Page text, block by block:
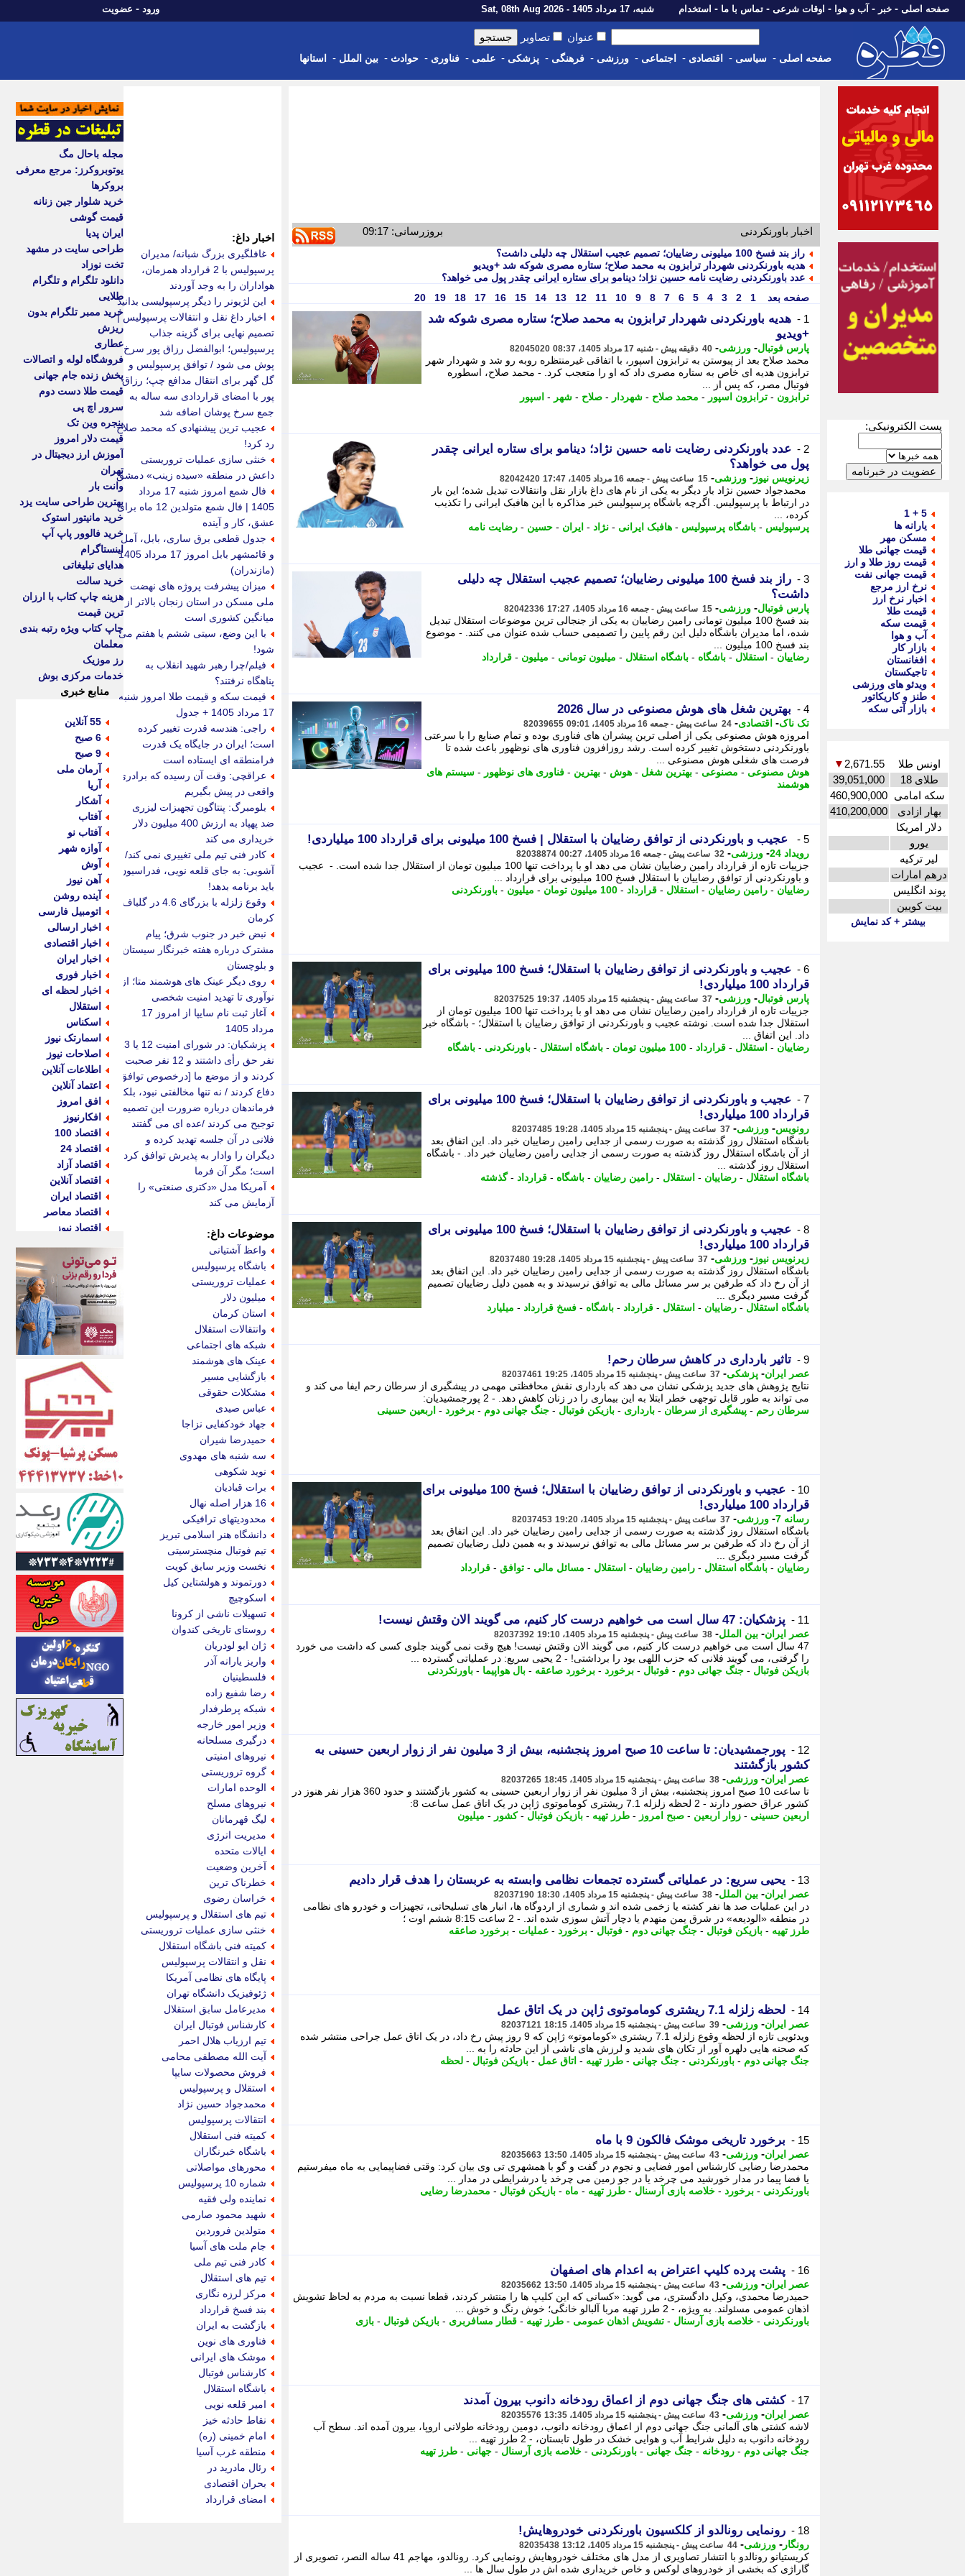
صفحه اصلی - خبر - آب و هوا - اوقات شرعی - تماس با ما - استخدام شنبه، 17 مرداد 1405 - Sat, 08th Aug 2026 ورود - عضویت
عنوان تصاویر
صفحه اصلی - سیاسی - اقتصادی - اجتماعی - ورزشی - فرهنگی - پزشکی - علمی - فناوری - حوادث - بین الملل - استانها
پست الکترونیکی:
5 + 1
یارانه ها
مسکن مهر
قیمت جهانی طلا
قیمت روز طلا و ارز
قیمت جهانی نفت
نرخ ارز مرجع
اخبار نرخ ارز
قیمت طلا
قیمت سکه
آب و هوا
بازار کار
افغانستان
تاجیکستان
ویدئو های ورزشی
طنز و کاریکاتور
بازار آتی سکه
اونس طلا 2,671.55
▼
طلای 18
39,051,000
سکه امامی 460,900,000
بهار ازادی
410,200,000
دلار امریکا
یورو
لیر ترکیه
درهم امارات
پوند انگلیس
بیت کویین
بیشتر + کد نمایش
اخبار باورنکردنی بروزرسانی: 09:17
راز بند فسخ 100 میلیونی رضاییان؛ تصمیم عجیب استقلال چه دلیلی داشت؟
هدیه باورنکردنی شهردار ترابزون به محمد صلاح؛ ستاره مصری شوکه شد +ویدیو
عدد باورنکردنی رضایت نامه حسین نژاد؛ دینامو برای ستاره ایرانی چقدر پول می خواهد؟
صفحه بعد
1
2
3
4
5
6
7
8
9
10
11
12
13
14
15
16
17
18
19
20
1 -
هدیه باورنکردنی شهردار ترابزون به محمد صلاح؛ ستاره مصری شوکه شد
+ویدیو
پارس فوتبال- ورزشی- 40 دقیقه پیش - شنبه 17 مرداد 1405، 08:37 82045020
محمد صلاح بعد از پیوستن به ترابزون اسپور، با اتفاقی غیرمنتظره روبه رو شد و شهردار شهر
ترابزون هدیه ای خاص به ستاره مصری داد که او را متعجب کرد. - محمد صلاح، اسطوره
فوتبال مصر، که پس از ...
ترابزون - ترابزون اسپور - محمد صلاح - شهردار - صلاح - شهر - اسپور
2 -
عدد باورنکردنی رضایت نامه حسین نژاد؛ دینامو برای ستاره ایرانی چقدر
پول می خواهد؟
زیرنویس نیوز - ورزشی- 15 ساعت پیش - جمعه 16 مرداد 1405، 17:47 82042420
محمدجواد حسین نژاد بار دیگر به یکی از نام های داغ بازار نقل وانتقالات تبدیل شده؛ این بار
در ارتباط با پرسپولیس. اگرچه باشگاه پرسپولیس خبر مذاکره با این هافبک ایرانی را تکذیب
کرده، ...
پرسپولیس - باشگاه پرسپولیس - هافبک ایرانی - نژاد - ایران - حسین - رضایت نامه
3 -
راز بند فسخ 100 میلیونی رضاییان؛ تصمیم عجیب استقلال چه دلیلی
داشت؟
پارس فوتبال- ورزشی- 15 ساعت پیش - جمعه 16 مرداد 1405، 17:27 82042336
بند فسخ 100 میلیون تومانی رامین رضاییان به یکی از جنجالی ترین موضوعات استقلال تبدیل
شده، اما مدیران باشگاه دلیل این رقم پایین را تصمیمی حساب شده عنوان می کنند. - موضوع
بند فسخ 100 میلیون ...
رضاییان - استقلال - باشگاه - باشگاه استقلال - میلیون تومانی - میلیون - قرارداد
4 - بهترین شغل های هوش مصنوعی در سال 2026
تک ناک- اقتصادی- 24 ساعت پیش - جمعه 16 مرداد 1405، 09:01 82039655
امروزه هوش مصنوعی یکی از اصلی ترین پیشران های فناوری بوده و تمام صنایع را با سرعتی
باورنکردنی دستخوش تغییر کرده است. رشد روزافزون فناوری های نوظهور باعث شده تا
فرصت های شغلی هوش مصنوعی ...
هوش مصنوعی - مصنوعی - بهترین شغل - هوش - بهترین - فناوری های نوظهور - سیستم های
هوشمند
5 - عجیب و باورنکردنی از توافق رضاییان با استقلال | فسخ 100 میلیونی برای قرارداد 100 میلیاردی!
رویداد 24 - ورزشی- 32 ساعت پیش - جمعه 16 مرداد 1405، 00:27 82038874
جزییات تازه از قرارداد رامین رضاییان نشان می دهد او با پرداخت تنها 100 میلیون تومان از استقلال جدا شده است. - عجیب
و باورنکردنی از توافق رضاییان با استقلال فسخ 100 میلیونی برای قرارداد ...
رضاییان - رامین رضاییان - استقلال - قرارداد - 100 میلیون تومان - میلیون - باورنکردنی
6 -
عجیب و باورنکردنی از توافق رضاییان با استقلال؛ فسخ 100 میلیونی برای
قرارداد 100 میلیاردی!
پارس فوتبال- ورزشی- 37 ساعت پیش - پنجشنبه 15 مرداد 1405، 19:37 82037525
جزییات تازه از قرارداد رامین رضاییان نشان می دهد او با پرداخت تنها 100 میلیون تومان از
استقلال جدا شده است. نوشته عجیب و باورنکردنی از توافق رضاییان با استقلال؛ - باشگاه خبر
داد. این اتفاق ...
رضاییان - استقلال - قرارداد - 100 میلیون تومان - باشگاه استقلال - باورنکردنی - باشگاه
7 -
عجیب و باورنکردنی از توافق رضاییان با استقلال؛ فسخ 100 میلیونی برای
قرارداد 100 میلیاردی!
رونویس- ورزشی- 37 ساعت پیش - پنجشنبه 15 مرداد 1405، 19:28 82037485
باشگاه استقلال روز گذشته به صورت رسمی از جدایی رامین رضاییان خبر داد. این اتفاق بعد
از آن باشگاه استقلال روز گذشته به صورت رسمی از جدایی رامین رضاییان خبر داد. - باشگاه
استقلال روز گذشته ...
باشگاه استقلال - رضاییان - استقلال - رامین رضاییان - باشگاه - قرارداد -گذشته
8 -
عجیب و باورنکردنی از توافق رضاییان با استقلال؛ فسخ 100 میلیونی برای
قرارداد 100 میلیاردی!
زیرنویس نیوز - ورزشی- 37 ساعت پیش - پنجشنبه 15 مرداد 1405، 19:28 82037480
باشگاه استقلال روز گذشته به صورت رسمی از جدایی رامین رضاییان خبر داد. این اتفاق بعد
از آن رخ داد که طرفین بر سر مسائل مالی به توافق نرسیدند و به همین دلیل رضاییان تصمیم
گرفت مسیر دیگری ...
باشگاه استقلال - رضاییان - استقلال - قرارداد - باشگاه - فسخ قرارداد - میلیارد
9 - تاثیر بارداری در کاهش سرطان رحم!
عصر ایران- پزشکی- 37 ساعت پیش - پنجشنبه 15 مرداد 1405، 19:25 82037461
نتایج پژوهش های جدید پزشکی نشان می دهد که بارداری نقش محافظتی مهمی در پیشگیری از سرطان رحم ایفا می کند و
می تواند به طور قابل توجهی خطر ابتلا به این بیماری را در زنان کاهش دهد. - 2 پورجمشیدیان:
سرطان رحم - پیشگیری از سرطان - بارداری - بازیکن فوتبال - جنگ جهانی دوم - برخورد - اربعین حسینی
10 -
عجیب و باورنکردنی از توافق رضاییان با استقلال؛ فسخ 100 میلیونی برای
قرارداد 100 میلیاردی!
رسانه 7 - ورزشی- 37 ساعت پیش - پنجشنبه 15 مرداد 1405، 19:20 82037453
باشگاه استقلال روز گذشته به صورت رسمی از جدایی رامین رضاییان خبر داد. این اتفاق بعد
از آن رخ داد که طرفین بر سر مسائل مالی به توافق نرسیدند و به همین دلیل رضاییان تصمیم
گرفت مسیر دیگری ...
رضاییان - باشگاه استقلال - رامین رضاییان - استقلال - مسائل مالی - توافق - قرارداد
11 - پزشکیان: 47 سال است می خواهیم درست کار کنیم، می گویند الان وقتش نیست!
عصر ایران- بین الملل- 38 ساعت پیش - پنجشنبه 15 مرداد 1405، 19:10 82037392
47 سال است می خواهیم درست کار کنیم، می گویند الان وقتش نیست! هیچ وقت نمی گویند جلوی کسی که داشت می خورد
را گرفتی، می گویند فلانی که حزب اللهی بود را برداشتی! - 2 یحیی سریع: در عملیاتی گسترده ...
بازیکن فوتبال - جنگ جهانی دوم - فوتبال - برخورد - برخورد صاعقه - بال هواپیما - باورنکردنی
12 -
پورجمشیدیان: تا ساعت 10 صبح امروز پنجشنبه، بیش از 3 میلیون نفر از زوار اربعین حسینی به
کشور بازگشتند
عصر ایران- ورزشی- 38 ساعت پیش - پنجشنبه 15 مرداد 1405، 18:45 82037265
تا ساعت 10 صبح امروز پنجشنبه، بیش از 3 میلیون نفر از زوار اربعین حسینی به کشور بازگشتند و حدود 360 هزار نفر هنوز در
کشور عراق حضور دارند - 2 لحظه زلزله 7.1 ریشتری کوماموتوی ژاپن در یک اتاق عمل ساعت 8:
اربعین حسینی - زوار اربعین - صبح امروز - طرز تهیه - بازیکن فوتبال -کشور - میلیون
13 - یحیی سریع: در عملیاتی گسترده تجمعات نظامی وابسته به عربستان را هدف قرار دادیم
عصر ایران- بین الملل- 38 ساعت پیش - پنجشنبه 15 مرداد 1405، 18:30 82037190
در این عملیات صد ها نفر کشته یا زخمی شده اند و شماری از اردوگاه ها، انبار های تسلیحاتی، تجهیزات و خودرو های نظامی
در منطقه «الودیعه» در شرق یمن منهدم یا دچار آتش سوزی شده اند. - 2 ساعت 8:15 ششم اوت ؛
طرز تهیه - بازیکن فوتبال - جنگ جهانی دوم - فوتبال - برخورد - عملیات - برخورد صاعقه
14 - لحظه زلزله 7.1 ریشتری کوماموتوی ژاپن در یک اتاق عمل
عصر ایران- ورزشی- 39 ساعت پیش - پنجشنبه 15 مرداد 1405، 18:15 82037121
ویدئویی تازه از لحظه وقوع زلزله 7.1 ریشتری «کوماموتو» ژاپن که 9 روز پیش رخ داد، در یک اتاق عمل جراحی منتشر شده
که صحنه هایی دلهره آور از تکان های شدید و لرزش های ناشی از این حادثه را به ...
جنگ جهانی دوم - باورنکردنی - جنگ جهانی - طرز تهیه - اتاق عمل - بازیکن فوتبال - لحظه
15 - برخورد تاریخی موشک فالکون 9 با ماه
عصر ایران- ورزشی- 43 ساعت پیش - پنجشنبه 15 مرداد 1405، 13:50 82035663
محمدرضا رضایی کارشناس امور فضایی و نجوم در گفت و گو با همشهری تی وی بیان کرد: وقتی فضاپیمایی به ماه میفرستیم
یا فضا پیما در مدار خورشید می چرخد یا در جو زمین می چرخد یا درشرایطی در مدار ...
باورنکردنی - برخورد - خلاصه بازی آرسنال - طرز تهیه - ماه - بازیکن فوتبال - محمدرضا رضایی
16 - پشت پرده کلیپ اعتراض به اعدام های اصفهان
عصر ایران- ورزشی- 43 ساعت پیش - پنجشنبه 15 مرداد 1405، 13:50 82035662
حمیدرضا محمدی، وکیل دادگستری، می گوید: «کسانی که این کلیپ ها را منتشر کردند، قطعا نسبت به مردم به لحاظ تشویش
اذهان عمومی مسئولند. به ویژه، - 2 طرز تهیه مربا آلبالو خانگی؛ خوش رنگ و خوش ...
باورنکردنی - خلاصه بازی آرسنال - تشویش اذهان عمومی - طرز تهیه - قطار مسافربری - بازیکن فوتبال - بازی
17 - کشتی های جنگ جهانی دوم از اعماق رودخانه دانوب بیرون آمدند
عصر ایران- ورزشی- 43 ساعت پیش - پنجشنبه 15 مرداد 1405، 13:35 82035576
لاشه کشتی های آلمانی جنگ جهانی دوم از اعماق رودخانه دانوب، دومین رودخانه طولانی اروپا، بیرون آمده اند. سطح آب
رودخانه دانوب به دلیل شرایط آب و هوایی خشک در طول تابستان، - 2 طرز تهیه ...
جنگ جهانی دوم - رودخانه - جنگ جهانی - باورنکردنی - خلاصه بازی آرسنال - جهانی - طرز تهیه
18 - رونمایی رونالدو از کلکسیون باورنکردنی خودروهایش!
رونگار - ورزشی- 44 ساعت پیش - پنجشنبه 15 مرداد 1405، 13:12 82035438
کریستیانو رونالدو با انتشار تصاویری از مدل های مختلف خودروهایش رونمایی کرد. رونالدو، مهاجم 41 ساله النصر، تصویری از
گاراژی که بخشی از خودروهای لوکس و خاص خریداری شده اش در طول سال ها ...
اخبار داغ:
غافلگیری بزرگ شبانه/ مدیران
پرسپولیس با 2 قرارداد همزمان،
هواداران را به وجد آوردند
این لژیونر را دیگر پرسپولیسی بدانید
اخبار داغ نقل و انتقالات پرسپولیس |
تصمیم نهایی برای گزینه جذاب
پرسپولیس؛ ابوالفضل رزاق پور سرخ
پوش می شود / توافق پرسپولیس و
گل گهر برای انتقال مدافع چپ؛ رزاق
پور با امضای قراردادی سه ساله به
جمع سرخ پوشان اضافه شد
عجیب ترین پیشنهادی که محمد صلاح
رد کرد!
خنثی سازی عملیات تروریستی
داعش در منطقه «سیده زینب» دمشق
فال شمع امروز شنبه 17 مرداد
1405 | فال شمع متولدین 12 ماه برای
عشق، کار و آینده
جدول قطعی برق ساری، بابل، آمل
و قائمشهر بابل امروز 17 مرداد 1405
(مازندران)
میزان پیشرفت پروژه های نهضت
ملی مسکن در استان زنجان بالاتر از
میانگین کشوری است
با این وضع، سیتی ششم یا هفتم می
شود!
فیلم/چرا رهبر شهید انقلاب به
پناهگاه نرفتند؟
قیمت سکه و قیمت طلا امروز شنبه
17 مرداد 1405 + جدول
راجی: هندسه قدرت تغییر کرده
است؛ ایران در جایگاه یک قدرت
فرامنطقه ای ایستاده است
عراقچی: وقت آن رسیده که برادری
واقعی در پیش بگیریم
بلومبرگ: پنتاگون تجهیزات لیزری
ضد پهپاد به ارزش 400 میلیون دلار
خریداری می کند
کادر فنی تیم ملی تغییری نمی کند/
آشوبی: به جای قلعه نویی، فدراسیون
باید برنامه بدهد!
وقوع زلزله با بزرگای 4.6 در گلباف
کرمان
نبض خبر در جنوب شرق؛ پیام
مشترک درباره هفته خبرنگار سیستان
و بلوچستان
روی دیگر عینک های هوشمند متا؛ از
نوآوری تا تهدید امنیت شخصی
آغاز ثبت نام سایپا از امروز 17
مرداد 1405
پزشکیان: در شورای امنیت 12 یا 13
نفر حق رأی داشتند و 12 نفر صحبت
کردند و از موضع ما [درخصوص توافق]
دفاع کردند / نه تنها مخالفتی نبود، بلکه
فرماندهان درباره ضرورت این تصمیم
توجیح می کردند /عده ای می گفتند
فلانی در آن جلسه تهدید کرده و
دیگران را وادار به پذیرش توافق کرده
است؛ مگر آن فرما
آمریکا مدل «دکتری صنعتی» را
آزمایش می کند
موضوعات داغ:
واعظ آشتیانی
باشگاه پرسپولیس
عملیات تروریستی
میلیون دلار
استان کرمان
وانتقالات استقلال
شبکه های اجتماعی
عینک های هوشمند
بازگشایی مسیر
مشکلات حقوقی
عباس صیدی
جهاد خودکفایی نزاجا
حمیدرضا شیران
سه شنبه های مهدوی
نوید شکوهی
برات قبادیان
16 هزار اصله نهال
محدودیتهای ترافیکی
دانشگاه هنر اسلامی تبریز
تیم فوتبال منچسترسیتی
نخست وزیر سابق کویت
دورتموند و هولشتاین کیل
اسکوچیچ
تسهیلات ناشی از کرونا
روستای تاریخی کندوان
ژان ایو لودریان
واریز یارانه آذر
فلسطینیان
رضا شفیع زاده
شبکه پرطرفدار
وزیر امور خارجه
درگیری مسلحانه
نیروهای امنیتی
گروه تروریستی
الوحده امارات
نیروهای مسلح
لیگ قهرمانان
مدیریت انرژی
ایالات متحده
آخرین وضعیت
خطرناک ترین
خراسان رضوی
تیم های استقلال و پرسپولیس
خنثی سازی عملیات تروریستی
کمیته فنی باشگاه استقلال
نقل و انتقالات پرسپولیس
پایگاه های نظامی آمریکا
ژئوفیزیک دانشگاه تهران
مدیرعامل سابق استقلال
کارشناس فوتبال ایران
تیم ارزیاب هلال احمر
آیت الله مصطفی محامی
فروش محصولات سایپا
استقلال و پرسپولیس
محمدجواد حسین نژاد
انتقالات پرسپولیس
کمیته فنی استقلال
باشگاه خبرنگاران
محورهای مواصلاتی
شماره 10 پرسپولیس
نماینده ولی فقیه
شهید محمود صارمی
متولدین فروردین
جام ملت های آسیا
کادر فنی تیم ملی
تیم های استقلال
مرکز لرزه نگاری
بند فسخ قرارداد
بازگشت به ایران
فناوری های نوین
موشک های ایرانی
کارشناس فوتبال
باشگاه استقلال
امیر قلعه نویی
نقاط حادثه خیز
امام خمینی (ره)
منطقه غرب آسیا
رئال مادرید در
بحران اقتصادی
امضای قرارداد
مجله باحال مگ
یوتوبروکرز: مرجع معرفی
بروکرها
خرید شلوار جین زنانه
قیمت گوشی
ایران پدیا
طراحی سایت در مشهد
تخت نوزاد
دانلود تلگرام و تلگرام
طلایی
خرید ممبر تلگرام بدون
ریزش
عطاری
فروشگاه لوله و اتصالات
پخش زنده جام جهانی
قیمت طلا دست دوم
سرور اچ پی
پنجره وین تک
قیمت دلار امروز
آموزش ارز دیجیتال در
تهران
وانت بار
بهترین طراحی سایت یزد
خرید مانیتور استوک
خرید فالوور پاپ آپ
اینستاگرام
هدایای تبلیغاتی
خرید سالت
هزینه چاپ کتاب با ارزان
ترین قیمت
چاپ کتاب ویژه رتبه بندی
معلمان
رز موزیک
خدمات مرکزی بوش
منابع خبری
55 آنلاین
6 صبح
9 صبح
آرمان ملی
آریا
آشکار
آفتاب
آفتاب نو
آوازه شهر
آوش
آهن نیوز
آینده روشن
اتومبیل فارسی
اخبار ارسالی
اخبار اقتصادی
اخبار ایران
اخبار فوری
اخبار لحظه ای
استقلال
اسکناس
اسمارتک نیوز
اصلاحات نیوز
اطلاعات آنلاین
اعتماد آنلاین
افق امروز
افکارنیوز
اقتصاد 100
اقتصاد 24
اقتصاد آزاد
اقتصاد آنلاین
اقتصاد ایران
اقتصاد معاصر
اقتصاد نیوز
اکوفارس
اکونگار
اکونیوز
الف
انتشار آنلاین
اندیشه قرن
اندیشه معاصر
اندیشه ها
انرژی پرس
ای استخدام
ایتنا
ایراف
ایران آرت
ایران آنلاین
ایران زندگی
ایران فوری
ایرانی روز
ایرانیتال
ایرنا
ایسکانیوز
ایسنا
ایکنا
ایلنا
اینتیتر
ایونا نیوز
بازتاب آنلاین
باشگاه خبرنگاران
باغستان نیوز
بامبوک
ببین و بخون
بدینسان
بنکر